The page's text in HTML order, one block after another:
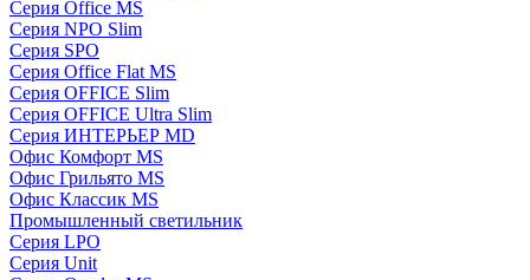
Серия Office MS
Серия NPO Slim
Серия SPO
Серия Office Flat MS
Серия OFFICE Slim
Серия OFFICE Ultra Slim
Серия ИНТЕРЬЕР MD
Офис Комфорт MS
Офис Грильято MS
Офис Классик MS
Промышленный светильник
Серия LPO
Серия Unit